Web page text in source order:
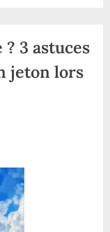
3 astuces
jeton lors